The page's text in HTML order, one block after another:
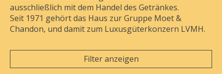
ausschließlich mit dem Handel des Getränkes.
Seit 1971 gehört das Haus zur Gruppe Moet &
Chandon, und damit zum Luxusgüterkonzern LVMH.
Filter anzeigen